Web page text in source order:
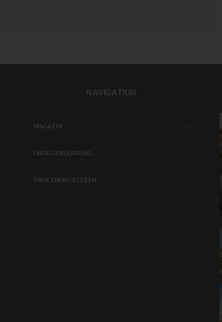
NAVIGATION
MAGAZIN
ENERGIEBERATUNG
ÜBER ENERGIELEBEN